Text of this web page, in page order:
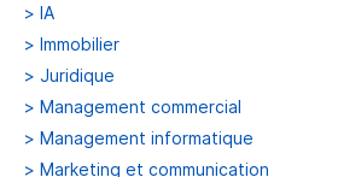
> IA
> Immobilier
> Juridique
> Management commercial
> Management informatique
> Marketing et communication